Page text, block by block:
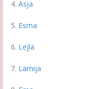
Asja
Esma
Lejla
Lamija